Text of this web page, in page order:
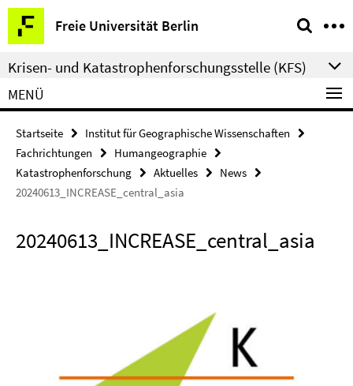
Springe
direkt
zu
Inhalt
Freie Universität Berlin
Service-
Navigation
Krisen- und Katastrophenforschungsstelle (KFS)
MENÜ
Startseite
Institut für Geographische Wissenschaften
Fachrichtungen
Humangeographie
Katastrophenforschung
Aktuelles
News
20240613_INCREASE_central_asia
20240613_INCREASE_central_asia